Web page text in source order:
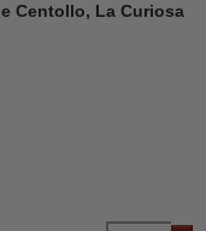
Centollo, La Curiosa